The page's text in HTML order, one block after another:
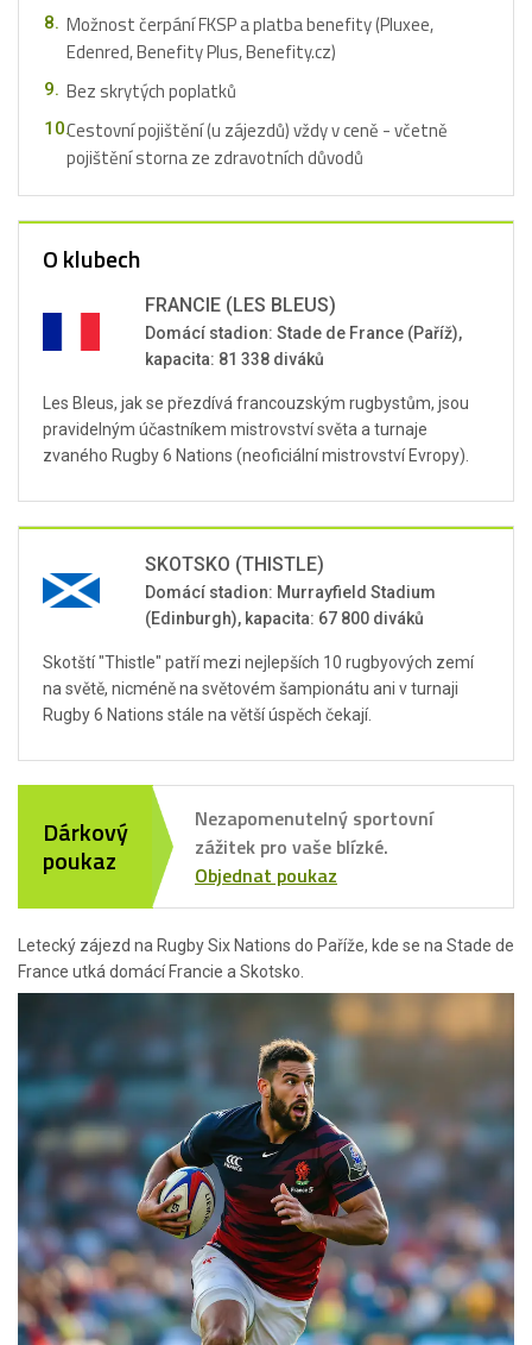
Letecký zájezd na Rugby Six Nations do Paříže, kde se na Stade de
France utká domácí Francie a Skotsko.
Možnost čerpání FKSP a platba benefity (Pluxee,
Edenred, Benefity Plus, Benefity.cz)
Bez skrytých poplatků
Cestovní pojištění (u zájezdů) vždy v ceně - včetně
pojištění storna ze zdravotních důvodů
O klubech
FRANCIE (LES BLEUS)
Domácí stadion: Stade de France (Paříž),
kapacita: 81 338 diváků
Les Bleus, jak se přezdívá francouzským rugbystům, jsou
pravidelným účastníkem mistrovství světa a turnaje
zvaného Rugby 6 Nations (neoficiální mistrovství Evropy).
SKOTSKO (THISTLE)
Domácí stadion: Murrayfield Stadium
(Edinburgh), kapacita: 67 800 diváků
Skotští "Thistle" patří mezi nejlepších 10 rugbyových zemí
na světě, nicméně na světovém šampionátu ani v turnaji
Rugby 6 Nations stále na větší úspěch čekají.
Dárkový
poukaz
Nezapomenutelný sportovní
zážitek pro vaše blízké.
Objednat poukaz